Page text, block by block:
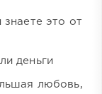
это от
деньги
любовь,